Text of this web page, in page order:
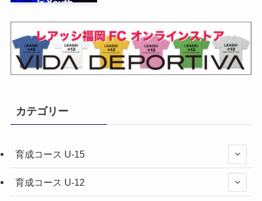
カテゴリー
育成コース U-15
育成コース U-12